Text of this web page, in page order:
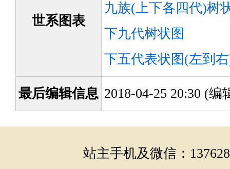
世系图表
九族(上下各四代)树
下九代树状图
下五代表状图(左到
最后编辑信息 2018-04-25 20:30 (编
站主手机及微信：